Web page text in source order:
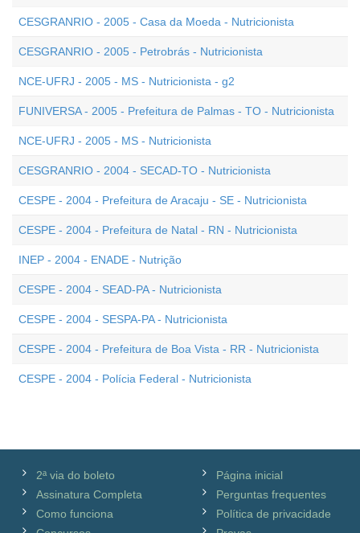
CESGRANRIO - 2005 - Casa da Moeda - Nutricionista
CESGRANRIO - 2005 - Petrobrás - Nutricionista
NCE-UFRJ - 2005 - MS - Nutricionista - g2
FUNIVERSA - 2005 - Prefeitura de Palmas - TO - Nutricionista
NCE-UFRJ - 2005 - MS - Nutricionista
CESGRANRIO - 2004 - SECAD-TO - Nutricionista
CESPE - 2004 - Prefeitura de Aracaju - SE - Nutricionista
CESPE - 2004 - Prefeitura de Natal - RN - Nutricionista
INEP - 2004 - ENADE - Nutrição
CESPE - 2004 - SEAD-PA - Nutricionista
CESPE - 2004 - SESPA-PA - Nutricionista
CESPE - 2004 - Prefeitura de Boa Vista - RR - Nutricionista
CESPE - 2004 - Polícia Federal - Nutricionista
2ª via do boleto
Assinatura Completa
Como funciona
Página inicial
Perguntas frequentes
Política de privacidade